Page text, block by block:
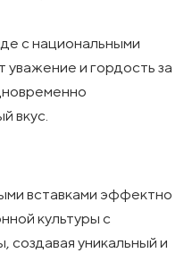
с национальными
и гордость за
вкус.
вставками эффектно
культуры с
уникальный и